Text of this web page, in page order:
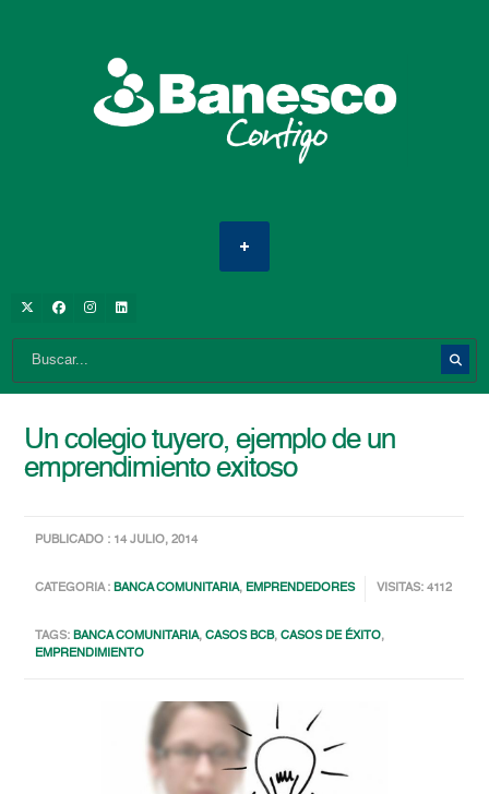
Un colegio tuyero, ejemplo de un
emprendimiento exitoso
PUBLICADO : 14 JULIO, 2014
CATEGORIA :BANCA COMUNITARIA, EMPRENDEDORES VISITAS: 4112
TAGS:BANCA COMUNITARIA,CASOS BCB,CASOS DE ÉXITO,
EMPRENDIMIENTO